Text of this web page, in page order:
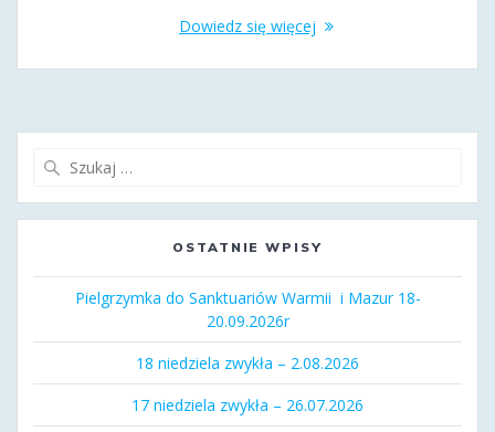
Dowiedz się więcej
OSTATNIE WPISY
Pielgrzymka do Sanktuariów Warmii i Mazur 18-
20.09.2026r
18 niedziela zwykła – 2.08.2026
17 niedziela zwykła – 26.07.2026